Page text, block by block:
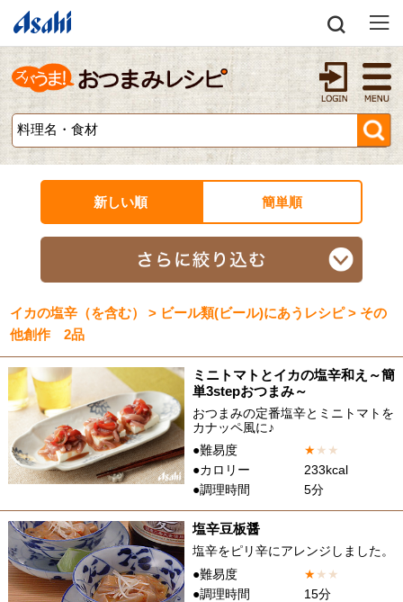
新しい順 簡単順
イカの塩辛（を含む） > ビール類(ビール)にあうレシピ > その
他創作 2品
ミニトマトとイカの塩辛和え～簡
単3stepおつまみ～
おつまみの定番塩辛とミニトマトを
カナッペ風に♪
●難易度
★★ ★
●カロリー
233kcal
●調理時間
5分
塩辛豆板醤
塩辛をピリ辛にアレンジしました。
●難易度
★★ ★
●調理時間
15分